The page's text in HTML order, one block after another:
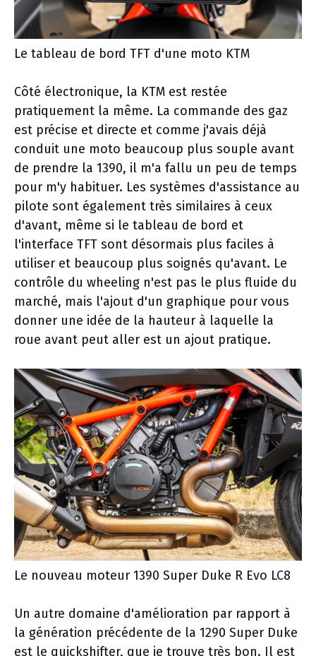
Le tableau de bord TFT d'une moto KTM
Côté électronique, la KTM est restée
pratiquement la même. La commande des gaz
est précise et directe et comme j'avais déjà
conduit une moto beaucoup plus souple avant
de prendre la 1390, il m'a fallu un peu de temps
pour m'y habituer. Les systèmes d'assistance au
pilote sont également très similaires à ceux
d'avant, même si le tableau de bord et
l'interface TFT sont désormais plus faciles à
utiliser et beaucoup plus soignés qu'avant. Le
contrôle du wheeling n'est pas le plus fluide du
marché, mais l'ajout d'un graphique pour vous
donner une idée de la hauteur à laquelle la
roue avant peut aller est un ajout pratique.
Le nouveau moteur 1390 Super Duke R Evo LC8
Un autre domaine d'amélioration par rapport à
la génération précédente de la 1290 Super Duke
est le quickshifter, que je trouve très bon. Il est